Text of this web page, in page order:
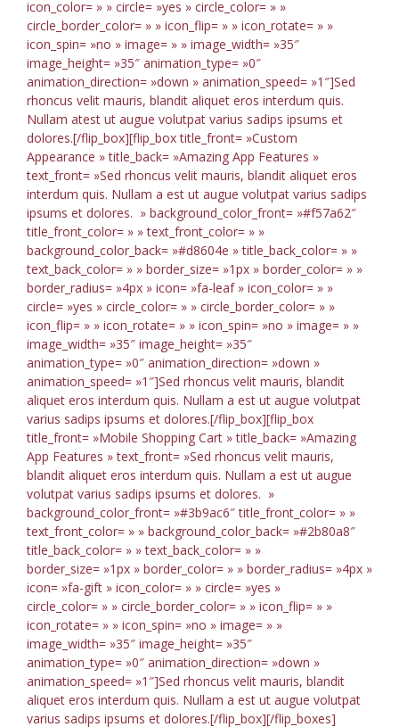
icon_color= » » circle= »yes » circle_color= » »
circle_border_color= » » icon_flip= » » icon_rotate= » »
icon_spin= »no » image= » » image_width= »35″
image_height= »35″ animation_type= »0″
animation_direction= »down » animation_speed= »1″]Sed
rhoncus velit mauris, blandit aliquet eros interdum quis.
Nullam atest ut augue volutpat varius sadips ipsums et
dolores.[/flip_box][flip_box title_front= »Custom
Appearance » title_back= »Amazing App Features »
text_front= »Sed rhoncus velit mauris, blandit aliquet eros
interdum quis. Nullam a est ut augue volutpat varius sadips
ipsums et dolores. » background_color_front= »#f57a62″
title_front_color= » » text_front_color= » »
background_color_back= »#d8604e » title_back_color= » »
text_back_color= » » border_size= »1px » border_color= » »
border_radius= »4px » icon= »fa-leaf » icon_color= » »
circle= »yes » circle_color= » » circle_border_color= » »
icon_flip= » » icon_rotate= » » icon_spin= »no » image= » »
image_width= »35″ image_height= »35″
animation_type= »0″ animation_direction= »down »
animation_speed= »1″]Sed rhoncus velit mauris, blandit
aliquet eros interdum quis. Nullam a est ut augue volutpat
varius sadips ipsums et dolores.[/flip_box][flip_box
title_front= »Mobile Shopping Cart » title_back= »Amazing
App Features » text_front= »Sed rhoncus velit mauris,
blandit aliquet eros interdum quis. Nullam a est ut augue
volutpat varius sadips ipsums et dolores. »
background_color_front= »#3b9ac6″ title_front_color= » »
text_front_color= » » background_color_back= »#2b80a8″
title_back_color= » » text_back_color= » »
border_size= »1px » border_color= » » border_radius= »4px »
icon= »fa-gift » icon_color= » » circle= »yes »
circle_color= » » circle_border_color= » » icon_flip= » »
icon_rotate= » » icon_spin= »no » image= » »
image_width= »35″ image_height= »35″
animation_type= »0″ animation_direction= »down »
animation_speed= »1″]Sed rhoncus velit mauris, blandit
aliquet eros interdum quis. Nullam a est ut augue volutpat
varius sadips ipsums et dolores.[/flip_box][/flip_boxes]